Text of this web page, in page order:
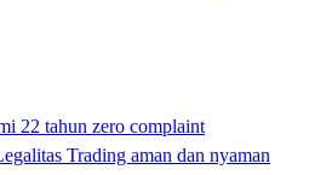
22 tahun zero complaint
Trading aman dan nyaman